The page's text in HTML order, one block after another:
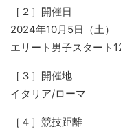
［２］開催日
2024年10月5日（土）
エリート男子スタート
［３］開催地
イタリア/ローマ
［４］競技距離